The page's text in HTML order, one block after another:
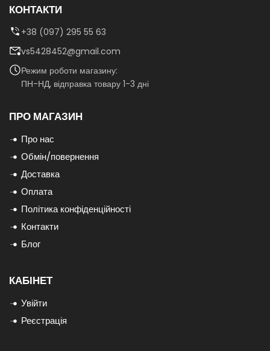
КОНТАКТИ
+38 (097) 295 55 63
vs5428452@gmail.com
Режим роботи магазину:
ПН-НД, відправка товару 1-3 дні
ПРО МАГАЗИН
Про нас
Обмін/повернення
Доставка
Оплата
Політика конфіденційності
Контакти
Блог
КАБІНЕТ
Увійти
Реєстрація